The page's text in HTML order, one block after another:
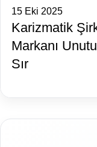
15 Eki 2025
Karizmatik
Markanı
Sır